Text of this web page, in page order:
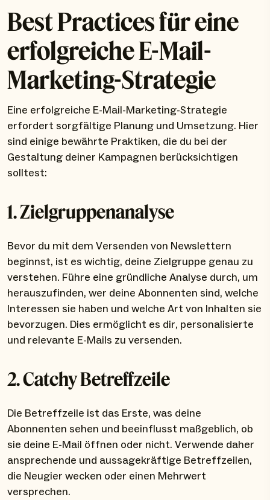
Best Practices für eine
erfolgreiche E-Mail-
Marketing-Strategie
Eine erfolgreiche E-Mail-Marketing-Strategie
erfordert sorgfältige Planung und Umsetzung. Hier
sind einige bewährte Praktiken, die du bei der
Gestaltung deiner Kampagnen berücksichtigen
solltest:
1. Zielgruppenanalyse
Bevor du mit dem Versenden von Newslettern
beginnst, ist es wichtig, deine Zielgruppe genau zu
verstehen. Führe eine gründliche Analyse durch, um
herauszufinden, wer deine Abonnenten sind, welche
Interessen sie haben und welche Art von Inhalten sie
bevorzugen. Dies ermöglicht es dir, personalisierte
und relevante E-Mails zu versenden.
2. Catchy Betreffzeile
Die Betreffzeile ist das Erste, was deine
Abonnenten sehen und beeinflusst maßgeblich, ob
sie deine E-Mail öffnen oder nicht. Verwende daher
ansprechende und aussagekräftige Betreffzeilen,
die Neugier wecken oder einen Mehrwert
versprechen.